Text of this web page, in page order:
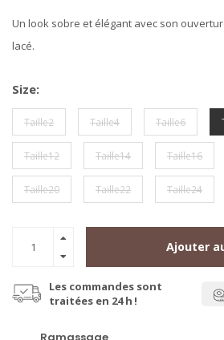
Un look sobre et élégant avec son
lacé.
Size:
Taille2 Taille4 Taille6
Taille12 Taille14 Taille16
Taille20 Taille22 Taille24
Ajouter
Les commandes sont
traitées en 24 h !